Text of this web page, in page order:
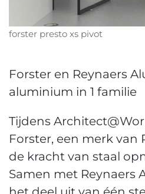
forster presto xs pivot
Forster en Reynaers
aluminium in 1 familie
Tijdens
Forster, een merk van
de kracht van staal
Samen met Reynaers